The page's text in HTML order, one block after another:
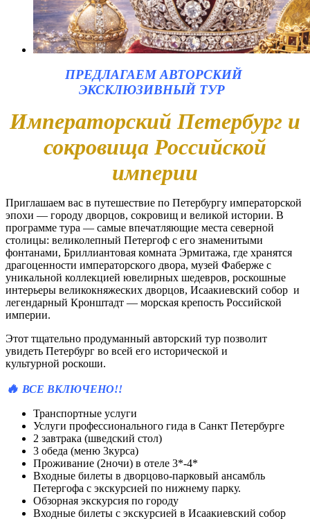
ПРЕДЛАГАЕМ АВТОРСКИЙ
ЭКСКЛЮЗИВНЫЙ ТУР
Императорский Петербург и
сокровища Российской
империи
Приглашаем вас в путешествие по Петербургу императорской
эпохи — городу дворцов, сокровищ и великой истории. В
программе тура — самые впечатляющие места северной
столицы: великолепный Петергоф с его знаменитыми
фонтанами, Бриллиантовая комната Эрмитажа, где хранятся
драгоценности императорского двора, музей Фаберже с
уникальной коллекцией ювелирных шедевров, роскошные
интерьеры великокняжеских дворцов, Исаакиевский собор и
легендарный Кронштадт — морская крепость Российской
империи.
Этот тщательно продуманный авторский тур позволит
увидеть Петербург во всей его исторической и
культурной роскоши.
🔥 ВСЕ ВКЛЮЧЕНО!!
Транспортные услуги
Услуги профессионального гида в Санкт Петербурге
2 завтрака (шведский стол)
3 обеда (меню 3курса)
Проживание (2ночи) в отеле 3*-4*
Входные билеты в дворцово-парковый ансамбль
Петергофа с экскурсией по нижнему парку.
Обзорная экскурсия по городу
Входные билеты с экскурсией в Исаакиевский собор